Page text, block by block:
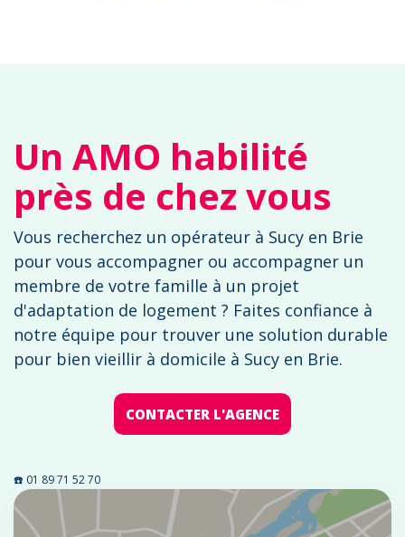
Un AMO habilité
près de chez vous
Vous recherchez un opérateur à Sucy en Brie
pour vous accompagner ou accompagner un
membre de votre famille à un projet
d'adaptation de logement ? Faites confiance à
notre équipe pour trouver une solution durable
pour bien vieillir à domicile à Sucy en Brie.
CONTACTER L'AGENCE
☎️ 01 89 71 52 70